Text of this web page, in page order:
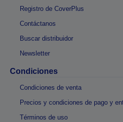
Registro de CoverPlus
Contáctanos
Buscar distribuidor
Newsletter
Condiciones
Condiciones de venta
Precios y condiciones de pago y
Términos de uso